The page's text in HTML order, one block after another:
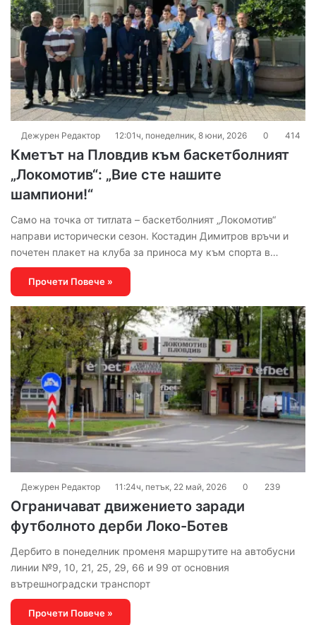
Дежурен Редактор 12:01ч, понеделник, 8 юни, 2026 0 414
Кметът на Пловдив към баскетболният
„Локомотив“: „Вие сте нашите
шампиони!“
Само на точка от титлата – баскетболният „Локомотив“
направи исторически сезон. Костадин Димитров връчи и
почетен плакет на клуба за приноса му към спорта в…
Прочети Повече »
Дежурен Редактор 11:24ч, петък, 22 май, 2026 0 239
Ограничават движението заради
футболното дерби Локо-Ботев
Дербито в понеделник променя маршрутите на автобусни
линии №9, 10, 21, 25, 29, 66 и 99 от основния
вътрешноградски транспорт
Прочети Повече »